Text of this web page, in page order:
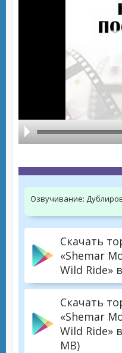
Озвучивание:
Скачать
«Shemar
Wild Ride»
Скачать
«Shemar
Wild Ride»
MB)